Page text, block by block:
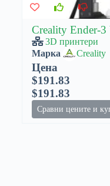
Creality Ender-
3D принтери
Марка
Creality
Цена
$191.83
$191.83
Сравни цените и